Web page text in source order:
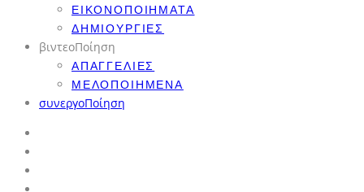
ΕΙΚΟΝΟΠΟΙΉΜΑΤΑ
ΔΗΜΙΟΥΡΓΊΕΣ
βιντεοΠοίηση
ΑΠΑΓΓΕΛΊΕΣ
ΜΕΛΟΠΟΙΗΜΈΝΑ
συνεργοΠοίηση